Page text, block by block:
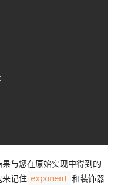
:
果与您在原始实现中得到的
来记住 exponent 和装饰器